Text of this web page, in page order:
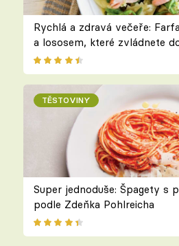
Rychlá a zdravá večeře:
a lososem, které zvládnete
TĚSTOVINY
Super jednoduše: Špagety s
podle Zdeňka Pohlreicha